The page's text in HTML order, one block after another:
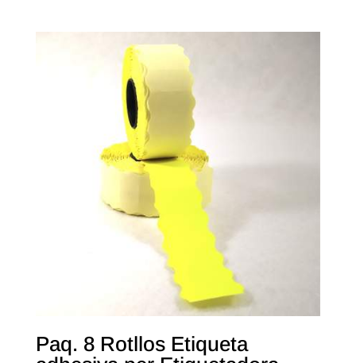
Paq. 8 Rotllos Etiqueta